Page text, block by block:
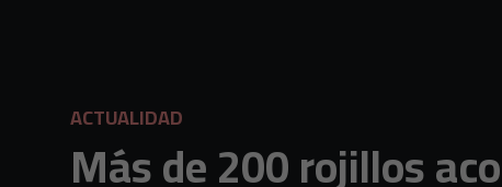
ACTUALIDAD
Más de 200 rojillos